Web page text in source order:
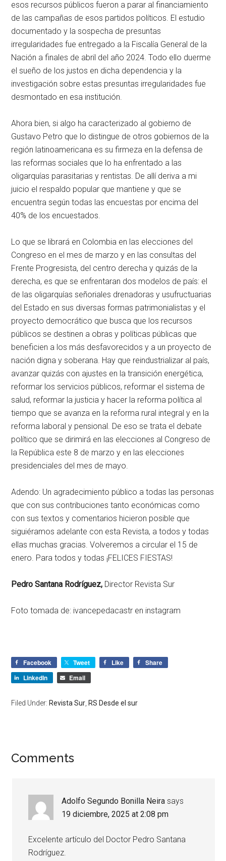
esos recursos públicos fueron a parar al financiamiento
de las campañas de esos partidos políticos. El estudio
documentado y la sospecha de presuntas
irregularidades fue entregado a la Fiscalía General de la
Nación a finales de abril del año 2024. Todo ello duerme
el sueño de los justos en dicha dependencia y la
investigación sobre estas presuntas irregularidades fue
desmontado en esa institución.
Ahora bien, si algo ha caracterizado al gobierno de
Gustavo Petro que lo distingue de otros gobiernos de la
región latinoamericana es su firmeza en la defensa de
las reformas sociales que lo ha enfrentado a las
oligarquías parasitarias y rentistas. De allí deriva a mi
juicio el respaldo popular que mantiene y que se
encuentra según todas las encuestas por encima del
40% de los encuestados.
Lo que se librará en Colombia en las elecciones del
Congreso en el mes de marzo y en las consultas del
Frente Progresista, del centro derecha y quizás de la
derecha, es que se enfrentaran dos modelos de país: el
de las oligarquías señoriales drenadoras y usufructuarias
del Estado en sus diversas formas patrimonialistas y el
proyecto democrático que busca que los recursos
públicos se destinen a obras y políticas públicas que
beneficien a los más desfavorecidos y a un proyecto de
nación digna y soberana. Hay que reindustrializar al país,
avanzar quizás con ajustes en la transición energética,
reformar los servicios públicos, reformar el sistema de
salud, reformar la justicia y hacer la reforma política al
tiempo que se avanza en la reforma rural integral y en la
reforma laboral y pensional. De eso se trata el debate
político que se dirimirá en las elecciones al Congreso de
la República este 8 de marzo y en las elecciones
presidenciales del mes de mayo.
Adendo: Un agradecimiento público a todas las personas
que con sus contribuciones tanto económicas como
con sus textos y comentarios hicieron posible que
siguiéramos adelante con esta Revista, a todos y todas
ellas muchas gracias. Volveremos a circular el 15 de
enero. Para todos y todas ¡FELICES FIESTAS!
Pedro Santana Rodríguez, Director Revista Sur
Foto tomada de: ivancepedacastr en instagram
Facebook Tweet Like
Share
LinkedIn
Email
Filed Under: Revista Sur RS Desde el sur
Comments
Adolfo Segundo Bonilla Neira says
19 diciembre, 2025 at 2:08 pm
Excelente artículo del Doctor Pedro Santana
Rodríguez.